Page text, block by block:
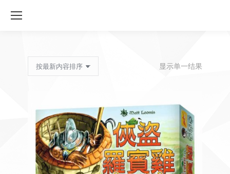
显示单一结果